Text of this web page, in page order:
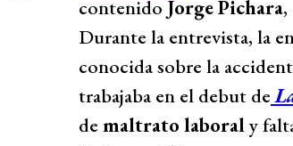
contenido Jorge Pichara
Durante la entrevista, la
conocida sobre la
trabajaba en el debut de
de maltrato laboraly